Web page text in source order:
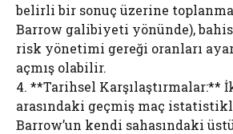
belirli bir sonuç üzerine
Barrow galibiyeti yönünde),
risk yönetimi gereği oranları
açmış olabilir.
4. **Tarihsel Karşılaştırmalar:**
arasındaki geçmiş maç
Barrow’un kendi sahasındaki